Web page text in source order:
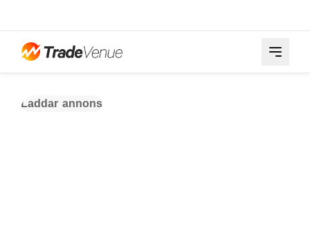
Laddar annons